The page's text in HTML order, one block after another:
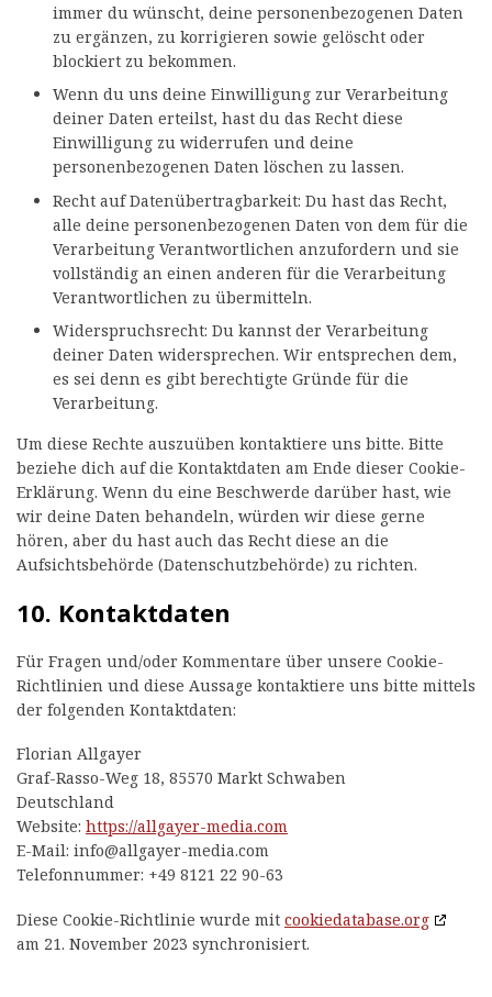
immer du wünscht, deine personenbezogenen Daten
zu ergänzen, zu korrigieren sowie gelöscht oder
blockiert zu bekommen.
Wenn du uns deine Einwilligung zur Verarbeitung
deiner Daten erteilst, hast du das Recht diese
Einwilligung zu widerrufen und deine
personenbezogenen Daten löschen zu lassen.
Recht auf Datenübertragbarkeit: Du hast das Recht,
alle deine personenbezogenen Daten von dem für die
Verarbeitung Verantwortlichen anzufordern und sie
vollständig an einen anderen für die Verarbeitung
Verantwortlichen zu übermitteln.
Widerspruchsrecht: Du kannst der Verarbeitung
deiner Daten widersprechen. Wir entsprechen dem,
es sei denn es gibt berechtigte Gründe für die
Verarbeitung.
Um diese Rechte auszuüben kontaktiere uns bitte. Bitte
beziehe dich auf die Kontaktdaten am Ende dieser Cookie-
Erklärung. Wenn du eine Beschwerde darüber hast, wie
wir deine Daten behandeln, würden wir diese gerne
hören, aber du hast auch das Recht diese an die
Aufsichtsbehörde (Datenschutzbehörde) zu richten.
10. Kontaktdaten
Für Fragen und/oder Kommentare über unsere Cookie-
Richtlinien und diese Aussage kontaktiere uns bitte mittels
der folgenden Kontaktdaten:
Florian Allgayer
Graf-Rasso-Weg 18, 85570 Markt Schwaben
Deutschland
Website: https://allgayer-media.com
E-Mail: info@allgayer-media.com
Telefonnummer: +49 8121 22 90-63
Diese Cookie-Richtlinie wurde mit cookiedatabase.org
am 21. November 2023 synchronisiert.